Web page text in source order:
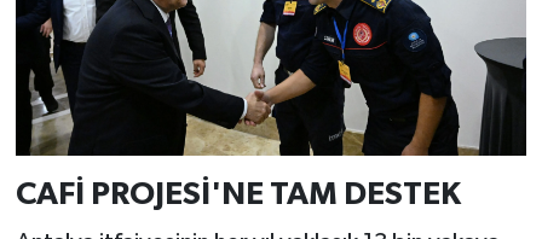
CAFİ PROJESİ'NE TAM DESTEK